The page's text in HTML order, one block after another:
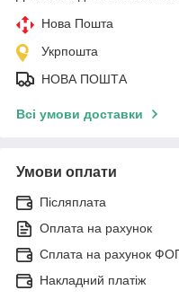
Нова Пошта
Укрпошта
НОВА ПОШТА
Всі умови доставки
Умови оплати
Післяплата
Оплата на рахунок
Сплата на рахунок
Накладний платіж